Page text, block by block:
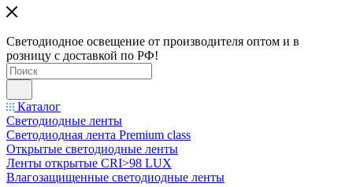
Светодиодное освещение от производителя оптом и в
розницу с доставкой по РФ!
Каталог
Светодиодные ленты
Светодиодная лента Premium class
Открытые светодиодные ленты
Ленты открытые CRI>98 LUX
Влагозащищенные светодиодные ленты